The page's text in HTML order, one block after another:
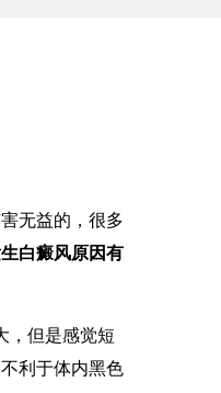
无益的，很多
白癜风原因有
，但是感觉短
利于体内黑色